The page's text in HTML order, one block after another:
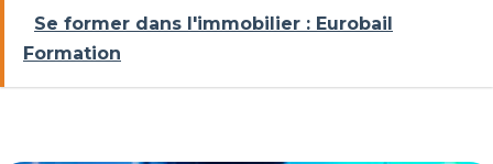
Se former dans l'immobilier : Eurobail
Formation